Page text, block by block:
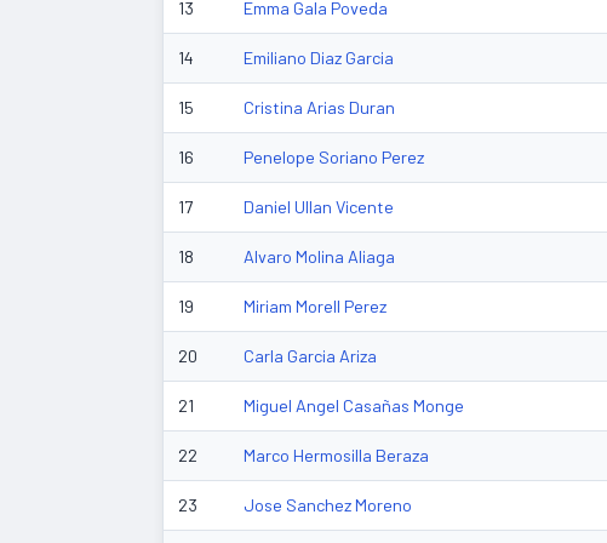
13 Emma Gala Poveda
14 Emiliano Diaz Garcia
15 Cristina Arias Duran
16 Penelope Soriano Perez
17 Daniel Ullan Vicente
18 Alvaro Molina Aliaga
19 Miriam Morell Perez
20 Carla Garcia Ariza
21 Miguel Angel Casañas Monge
22 Marco Hermosilla Beraza
23 Jose Sanchez Moreno